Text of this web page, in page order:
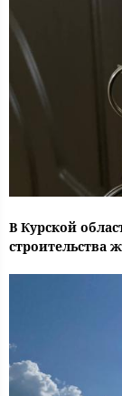
В Курской
строительства